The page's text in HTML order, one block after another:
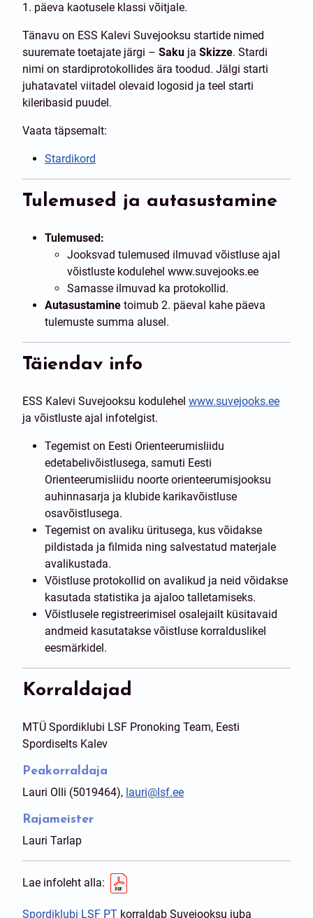
1. päeva kaotusele klassi võitjale.
Tänavu on ESS Kalevi Suvejooksu startide nimed
suuremate toetajate järgi – Saku ja Skizze. Stardi
nimi on stardiprotokollides ära toodud. Jälgi starti
juhatavatel viitadel olevaid logosid ja teel starti
kileribasid puudel.
Vaata täpsemalt:
Stardikord
Tulemused ja autasustamine
Tulemused:
Jooksvad tulemused ilmuvad võistluse ajal
võistluste kodulehel www.suvejooks.ee
Samasse ilmuvad ka protokollid.
Autasustamine toimub 2. päeval kahe päeva
tulemuste summa alusel.
Täiendav info
ESS Kalevi Suvejooksu kodulehel www.suvejooks.ee
ja võistluste ajal infotelgist.
Tegemist on Eesti Orienteerumisliidu
edetabelivõistlusega, samuti Eesti
Orienteerumisliidu noorte orienteerumisjooksu
auhinnasarja ja klubide karikavõistluse
osavõistlusega.
Tegemist on avaliku üritusega, kus võidakse
pildistada ja filmida ning salvestatud materjale
avalikustada.
Võistluse protokollid on avalikud ja neid võidakse
kasutada statistika ja ajaloo talletamiseks.
Võistlusele registreerimisel osalejailt küsitavaid
andmeid kasutatakse võistluse korralduslikel
eesmärkidel.
Korraldajad
MTÜ Spordiklubi LSF Pronoking Team, Eesti
Spordiselts Kalev
Peakorraldaja
Lauri Olli (5019464), lauri@lsf.ee
Rajameister
Lauri Tarlap
Lae infoleht alla:
Spordiklubi LSF PT korraldab Suvejooksu juba